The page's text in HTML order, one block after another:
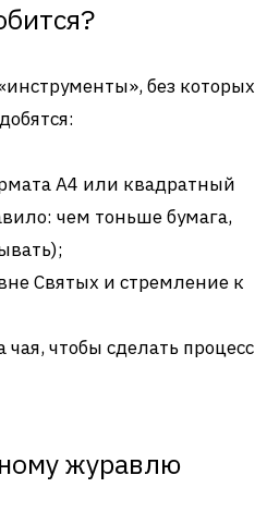
без которых
А4 или квадратный
чем тоньше бумага,
Святых и стремление к
чтобы сделать процесс
журавлю